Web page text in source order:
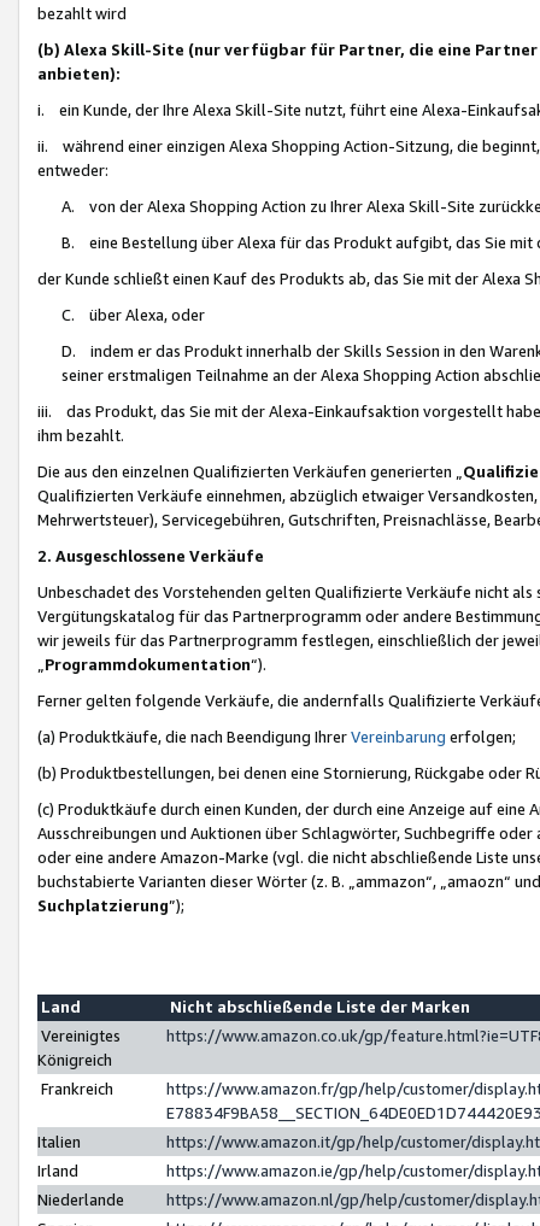
bezahlt wird
(b) Alexa Skill-Site (nur verfügbar für Partner, die eine
anbieten):
i. ein Kunde, der Ihre Alexa Skill-Site nutzt, führt eine Alexa-
ii. während einer einzigen Alexa Shopping Action-Sitzung, die
entweder:
A. von der Alexa Shopping Action zu Ihrer Alexa Skill-Site
B. eine Bestellung über Alexa für das Produkt aufgibt, das Sie mit
der Kunde schließt einen Kauf des Produkts ab, das Sie mit der Alexa
C. über Alexa, oder
D. indem er das Produkt innerhalb der Skills Session in den
seiner erstmaligen Teilnahme an der Alexa Shopping Action
iii. das Produkt, das Sie mit der Alexa-Einkaufsaktion vorgestellt
ihm bezahlt.
Die aus den einzelnen Qualifizierten Verkäufen generierten „
Qualifizierten Verkäufe einnehmen, abzüglich etwaiger
Mehrwertsteuer), Servicegebühren, Gutschriften, Preisnachlässe,
2. Ausgeschlossene Verkäufe
Unbeschadet des Vorstehenden gelten Qualifizierte Verkäufe nicht
Vergütungskatalog für das Partnerprogramm oder andere
wir jeweils für das Partnerprogramm festlegen, einschließlich der
Programmdokumentation“).
Ferner gelten folgende Verkäufe, die andernfalls Qualifizierte
(a) Produktkäufe, die nach Beendigung IhrerVereinbarung erfolgen;
(b) Produktbestellungen, bei denen eine Stornierung, Rückgabe oder
(c) Produktkäufe durch einen Kunden, der durch eine Anzeige auf
Ausschreibungen und Auktionen über Schlagwörter, Suchbegriffe
oder eine andere Amazon-Marke (vgl. die nicht abschließende Liste
buchstabierte Varianten dieser Wörter (z. B. „ammazon“, „amaozn“
Suchplatzierung”);
Land
Nicht abschließende Liste der Marken
Vereinigtes
Königreich
https://www.amazon.co.uk/gp/
Frankreich
https://www.amazon.fr/gp/help/customer/
Italien
https://www.amazon.it/gp/help/customer/
Irland
https://www.amazon.ie/gp/help/customer/
Niederlande
https://www.amazon.nl/gp/help/customer/